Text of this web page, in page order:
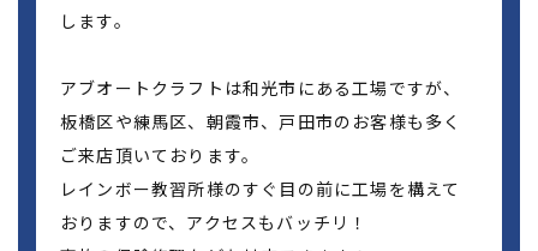
します。
アブオートクラフトは和光市にある工場ですが、
板橋区や練馬区、朝霞市、戸田市のお客様も多く
ご来店頂いております。
レインボー教習所様のすぐ目の前に工場を構えて
おりますので、アクセスもバッチリ！